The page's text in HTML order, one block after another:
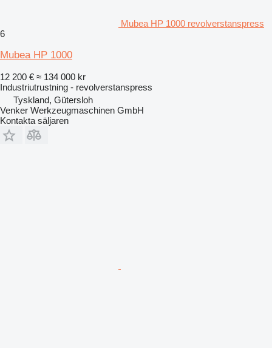
Mubea HP 1000 revolverstanspress
6
Mubea HP 1000
12 200 € ≈ 134 000 kr
Industriutrustning - revolverstanspress
Tyskland, Gütersloh
Venker Werkzeugmaschinen GmbH
Kontakta säljaren